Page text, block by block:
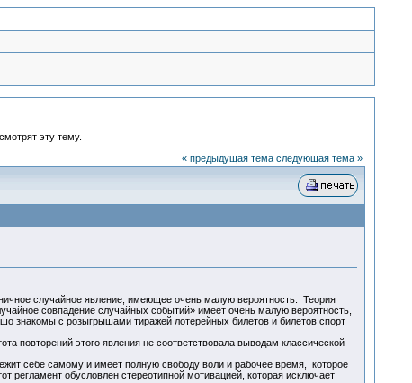
эту тему.
« предыдущая тема следующая тема »
случайное явление, имеющее очень малую вероятность. Теория
совпадение случайных событий» имеет очень малую вероятность,
знакомы с розыгрышами тиражей лотерейных билетов и билетов спорт
этого явления не соответствовала выводам классической
себе самому и имеет полную свободу воли и рабочее время, которое
регламент обусловлен стереотипной мотивацией, которая исключает